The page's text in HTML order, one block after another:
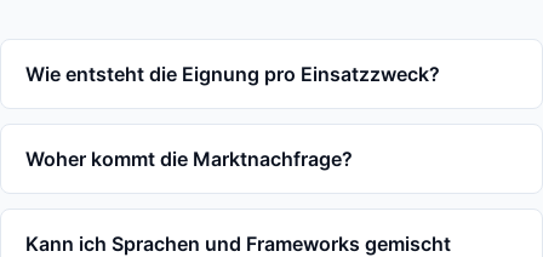
Wie entsteht die Eignung pro Einsatzzweck?
Woher kommt die Marktnachfrage?
Kann ich Sprachen und Frameworks gemischt